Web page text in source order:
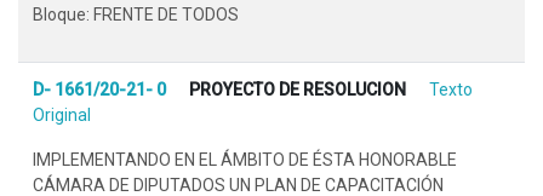
Bloque: FRENTE DE TODOS
D- 1661/20-21- 0 PROYECTO DE RESOLUCION
Texto
Original
IMPLEMENTANDO EN EL ÁMBITO DE ÉSTA HONORABLE
CÁMARA DE DIPUTADOS UN PLAN DE CAPACITACIÓN